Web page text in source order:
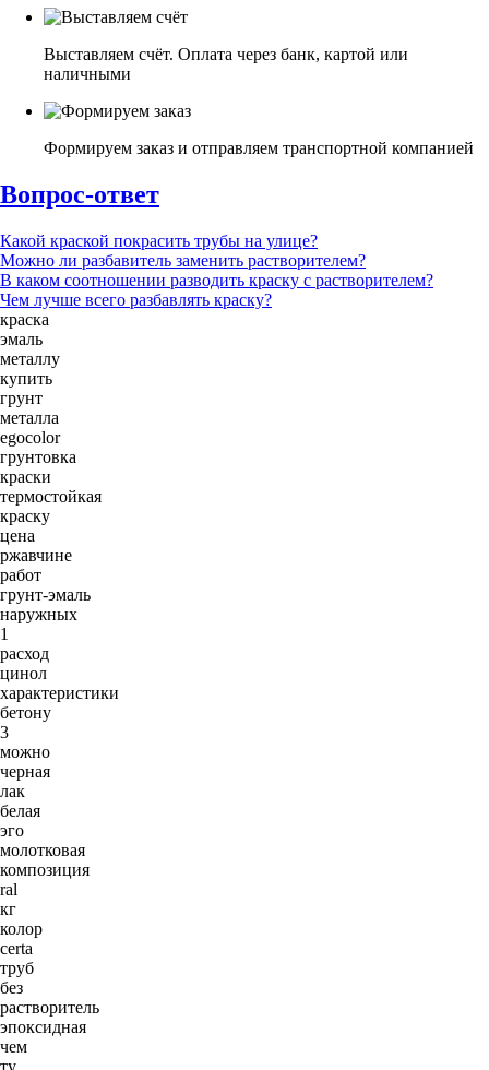
Выставляем счёт. Оплата через банк, картой или
наличными
Формируем заказ и отправляем транспортной компанией
Вопрос-ответ
Какой краской покрасить трубы на улице?
Можно ли разбавитель заменить растворителем?
В каком соотношении разводить краску с растворителем?
Чем лучше всего разбавлять краску?
краска
эмаль
металлу
купить
грунт
металла
egocolor
грунтовка
краски
термостойкая
краску
цена
ржавчине
работ
грунт-эмаль
наружных
1
расход
цинол
характеристики
бетону
3
можно
черная
лак
белая
эго
молотковая
композиция
ral
кг
колор
certa
труб
без
растворитель
эпоксидная
чем
ту